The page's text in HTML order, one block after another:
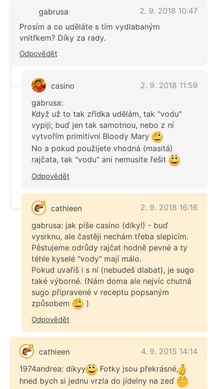
gabrusa
2. 9. 2018 10:47
Prosím a co uděláte s tím vydlabaným
vnitřkem? Díky za rady.
Odpovědět
casino
2. 9. 2018 11:59
gabrusa:
Když už to tak zřídka udělám, tak "vodu"
vypiji; buď jen tak samotnou, nebo z ní
vytvořím primitivní Bloody Mary
No a pokud použijete vhodná (masitá)
rajčata, tak "vodu" ani nemusíte řešit
Odpovědět
cathleen
2. 9. 2018 16:16
gabrusa: jak píše casino (díky!) - buď
vysrknu, ale častěji nechám třeba slepicím.
Pěstujeme odrůdy rajčat hodně pevné a ty
téhle kyselé "vody" mají málo.
Pokud uvaříš i s ní (nebudeš dlabat), je sugo
také výborné. (Nám doma ale nejvíc chutná
sugo připravené v receptu popsaným
způsobem
)
Odpovědět
cathleen
4. 9. 2015 14:14
1974andrea: díkyy
Fotky jsou překrásné,
hned bych si jednu vrzla do jídelny na zeď